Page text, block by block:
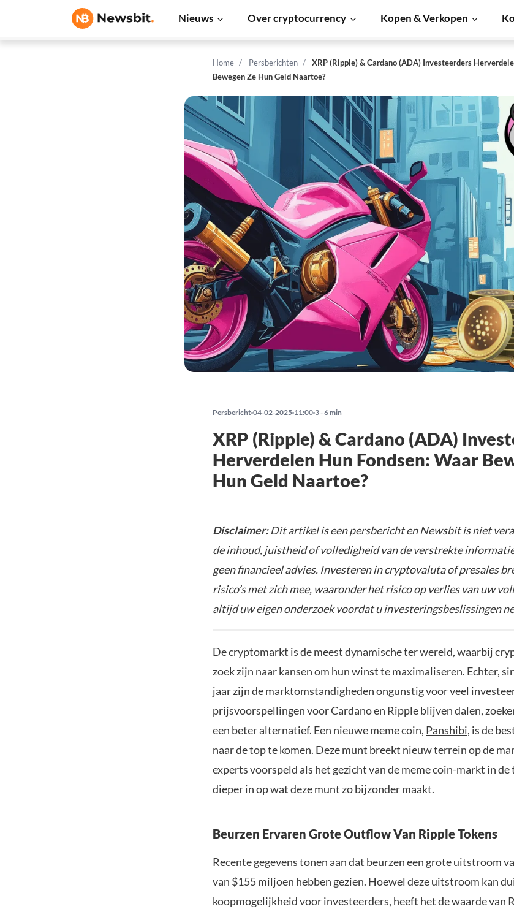
Nieuws Over cryptocurrency Kopen & Verkopen
Home Persberichten
XRP (Ripple) & Cardano (ADA) Investeerders
Bewegen Ze Hun Geld Naartoe?
Persbericht 04-02-2025 11:00 3 - 6 min
XRP (Ripple) & Cardano (ADA)
Herverdelen Hun Fondsen: Waar
Hun Geld Naartoe?
Disclaimer: Dit artikel is een persbericht en Newsbit is niet
de inhoud, juistheid of volledigheid van de verstrekte
geen financieel advies. Investeren in cryptovaluta of presales
risico’s met zich mee, waaronder het risico op verlies van uw
altijd uw eigen onderzoek voordat u investeringsbeslissingen
De cryptomarkt is de meest dynamische ter wereld, waarbij
zoek zijn naar kansen om hun winst te maximaliseren. Echter,
jaar zijn de marktomstandigheden ongunstig voor veel
prijsvoorspellingen voor Cardano en Ripple blijven dalen,
een beter alternatief. Een nieuwe meme coin, Panshibi, is de
naar de top te komen. Deze munt breekt nieuw terrein op de
experts voorspeld als het gezicht van de meme coin-markt in de
dieper in op wat deze munt zo bijzonder maakt.
Beurzen Ervaren Grote Outflow Van Ripple Tokens
Recente gegevens tonen aan dat beurzen een grote uitstroom
van $155 miljoen hebben gezien. Hoewel deze uitstroom kan
koopmogelijkheid voor investeerders, heeft het de waarde van